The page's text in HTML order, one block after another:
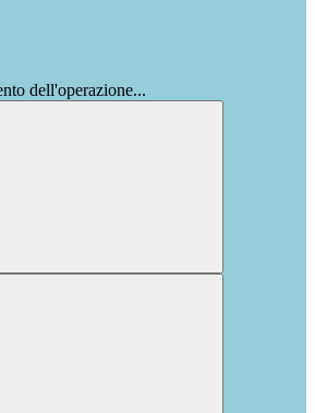
dell'operazione...